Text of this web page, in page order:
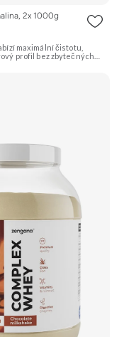
2x 1000g
maximální čistotu,
profil bez zbytečných